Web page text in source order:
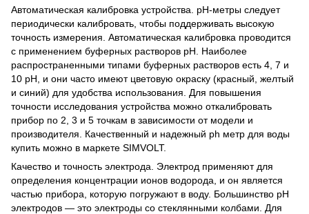
Автоматическая калибровка устройства. рН-метры следует
периодически калибровать, чтобы поддерживать высокую
точность измерения. Автоматическая калибровка проводится
с применением буферных растворов рН. Наиболее
распространенными типами буферных растворов есть 4, 7 и
10 рН, и они часто имеют цветовую окраску (красный, желтый
и синий) для удобства использования. Для повышения
точности исследования устройства можно откалибровать
прибор по 2, 3 и 5 точкам в зависимости от модели и
производителя. Качественный и надежный ph метр для воды
купить можно в маркете SIMVOLT.
Качество и точность электрода. Электрод применяют для
определения концентрации ионов водорода, и он является
частью прибора, которую погружают в воду. Большинство рН
электродов — это электроды со стеклянными колбами. Для